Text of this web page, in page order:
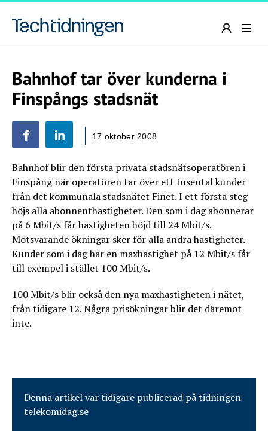
Bahnhof tar över kunderna i
Finspångs stadsnät
17 oktober 2008
Bahnhof blir den första privata stadsnätsoperatören i
Finspång när operatören tar över ett tusental kunder
från det kommunala stadsnätet Finet. I ett första steg
höjs alla abonnenthastigheter. Den som i dag abonnerar
på 6 Mbit/s får hastigheten höjd till 24 Mbit/s.
Motsvarande ökningar sker för alla andra hastigheter.
Kunder som i dag har en maxhastighet på 12 Mbit/s får
till exempel i stället 100 Mbit/s.
100 Mbit/s blir också den nya maxhastigheten i nätet,
från tidigare 12. Några prisökningar blir det däremot
inte.
Denna artikel var tidigare publicerad på tidningen
telekomidag.se